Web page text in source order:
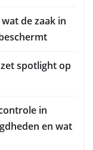
de zaak in
spotlight op
in
en wat